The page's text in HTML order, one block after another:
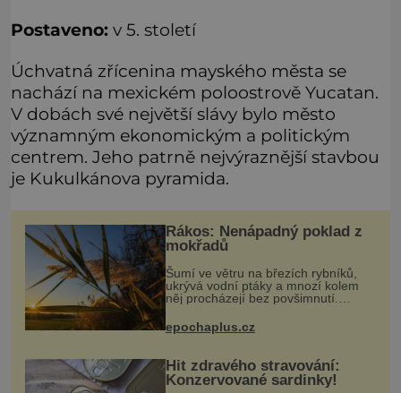
Postaveno: v 5. století
Úchvatná zřícenina mayského města se
nachází na mexickém poloostrově Yucatan.
V dobách své největší slávy bylo město
významným ekonomickým a politickým
centrem. Jeho patrně nejvýraznější stavbou
je Kukulkánova pyramida.
Rákos: Nenápadný poklad z
mokřadů
Šumí ve větru na březích rybníků,
ukrývá vodní ptáky a mnozí kolem
něj procházejí bez povšimnutí.
Přesto právě rákos pomáhal stavět
domy, vyrábět lodě, zapisovat první
texty a inspiroval řadu pověstí.
epochaplus.cz
Hit zdravého stravování:
Konzervované sardinky!